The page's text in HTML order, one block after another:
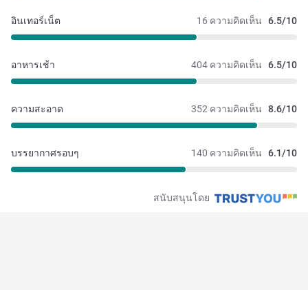
16 ความคิดเห็น 6.5/10
อินเทอร์เน็ต
404 ความคิดเห็น 6.5/10
อาหารเช้า
352 ความคิดเห็น 8.6/10
ความสะอาด
140 ความคิดเห็น 6.1/10
บรรยากาศรอบๆ
สนับสนุนโดย